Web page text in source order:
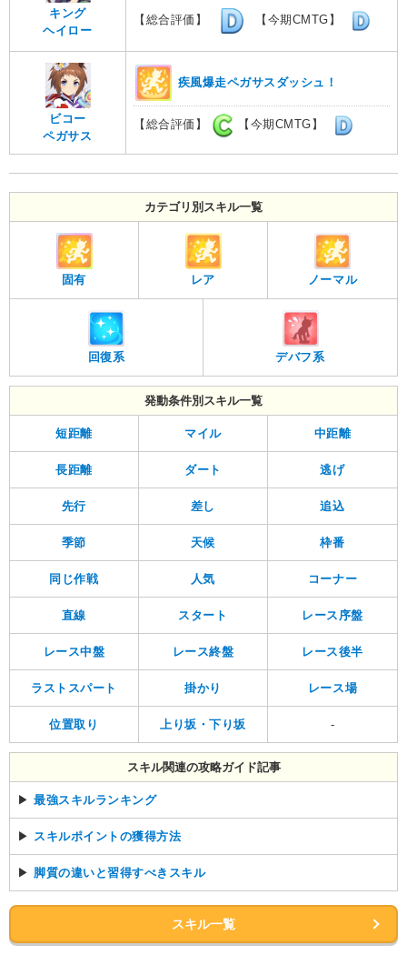
キング
ヘイロー
【総合評価】 【今期CMTG】
ビコー
ペガサス
疾風爆走ペガサスダッシュ！
【総合評価】 【今期CMTG】
カテゴリ別スキル一覧
固有 レア ノーマル
回復系 デバフ系
発動条件別スキル一覧
短距離 マイル 中距離
長距離 ダート 逃げ
先行 差し 追込
季節 天候 枠番
同じ作戦 人気 コーナー
直線 スタート レース序盤
レース中盤 レース終盤 レース後半
ラストスパート 掛かり レース場
位置取り 上り坂・下り坂 -
スキル関連の攻略ガイド記事
▶最強スキルランキング
▶ スキルポイントの獲得方法
▶ 脚質の違いと習得すべきスキル
スキル一覧